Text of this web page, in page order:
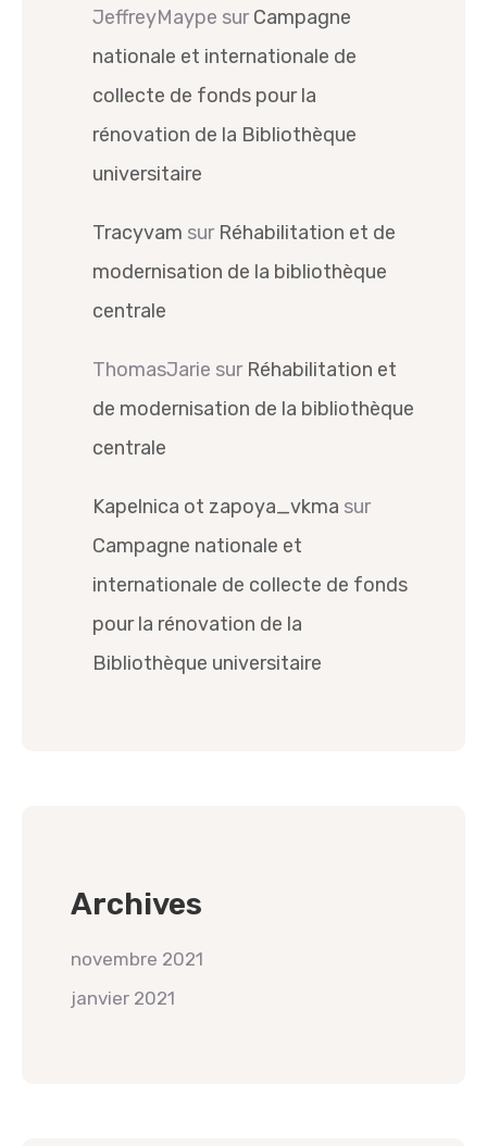
JeffreyMaype surCampagne
nationale et internationale de
collecte de fonds pour la
rénovation de la Bibliothèque
universitaire
Tracyvam sur Réhabilitation et de
modernisation de la bibliothèque
centrale
ThomasJarie sur Réhabilitation et
de modernisation de la bibliothèque
centrale
Kapelnica ot zapoya_vkma sur
Campagne nationale et
internationale de collecte de fonds
pour la rénovation de la
Bibliothèque universitaire
Archives
novembre 2021
janvier 2021